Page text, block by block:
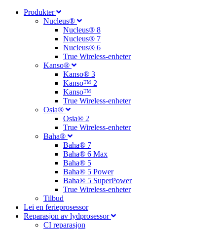
Produkter
Nucleus®
Nucleus® 8
Nucleus® 7
Nucleus® 6
True Wireless-enheter
Kanso®
Kanso® 3
Kanso™ 2
Kanso™
True Wireless-enheter
Osia®
Osia® 2
True Wireless-enheter
Baha®
Baha® 7
Baha® 6 Max
Baha® 5
Baha® 5 Power
Baha® 5 SuperPower
True Wireless-enheter
Tilbud
Lei en ferieprosessor
Reparasjon av lydprosessor
CI reparasjon